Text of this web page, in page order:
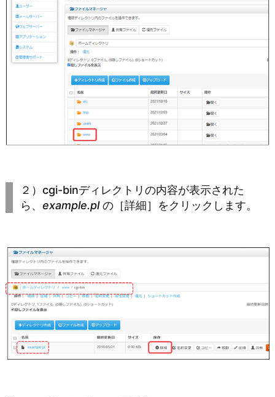
２）cgi-binディレクトリの内容が表示された
ら、 example.plの［詳細］をクリックします。